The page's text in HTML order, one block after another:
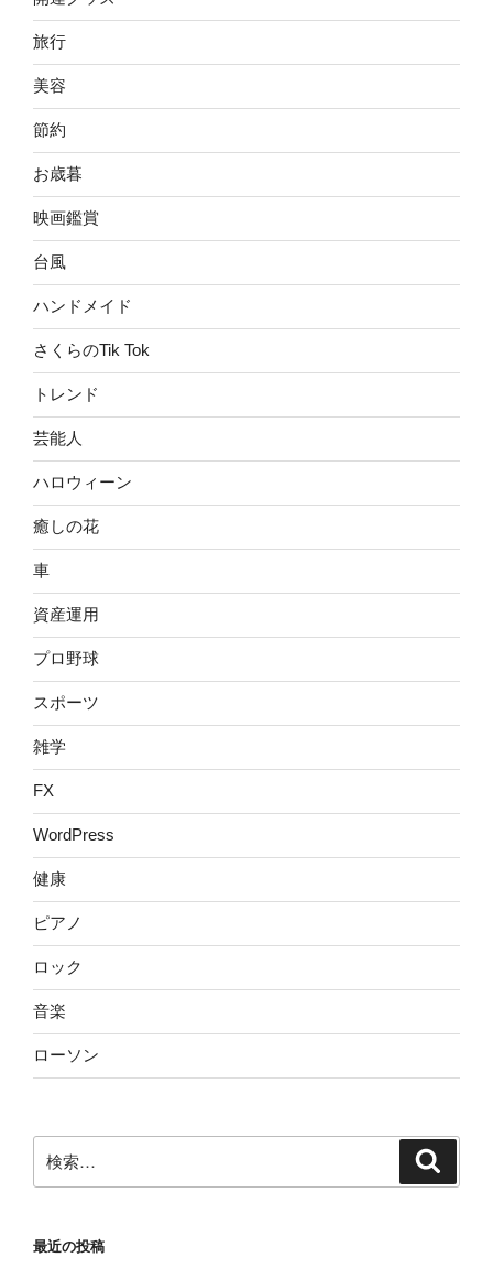
旅行
美容
節約
お歳暮
映画鑑賞
台風
ハンドメイド
さくらのTik Tok
トレンド
芸能人
ハロウィーン
癒しの花
車
資産運用
プロ野球
スポーツ
雑学
FX
WordPress
健康
ピアノ
ロック
音楽
ローソン
索:
最近の投稿